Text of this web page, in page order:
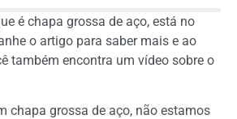
é chapa grossa de aço, está no
o artigo para saber mais e ao
também encontra um vídeo sobre o
chapa grossa de aço, não estamos